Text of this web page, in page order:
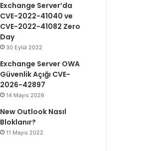
Exchange Server’da
CVE-2022-41040 ve
CVE-2022-41082 Zero
Day
30 Eylül 2022
Exchange Server OWA
Güvenlik Açığı CVE-
2026-42897
14 Mayıs 2026
New Outlook Nasıl
Bloklanır?
11 Mayıs 2022